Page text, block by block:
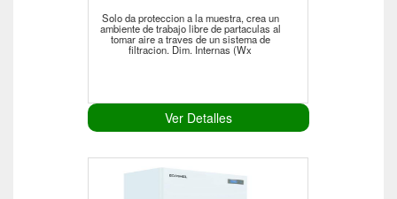
Solo da proteccion a la muestra, crea un
ambiente de trabajo libre de partaculas al
tomar aire a traves de un sistema de
filtracion. Dim. Internas (Wx
Ver Detalles